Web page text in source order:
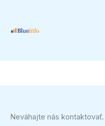
obsah
Neváhajte nás